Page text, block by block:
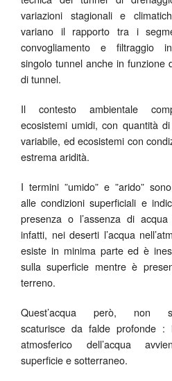
variazioni stagionali e
variano il rapporto tra i
convogliamento e filtraggio
singolo tunnel anche in funzione
di tunnel.
Il contesto ambientale
ecosistemi umidi, con quantità
variabile, ed ecosistemi con
estrema aridità.
I termini ”umido” e ”arido”
alle condizioni superficiali e
presenza o l’assenza di acqua
infatti, nei deserti l’acqua
esiste in minima parte ed è
sulla superficie mentre è
terreno.
Quest’acqua però, non
scaturisce da falde profonde :
atmosferico dell’acqua
superficie e sotterraneo.